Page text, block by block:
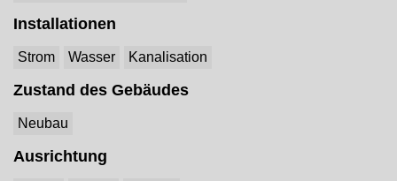
Installationen
Strom Wasser Kanalisation
Zustand des Gebäudes
Neubau
Ausrichtung